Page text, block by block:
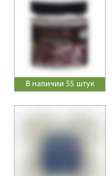
В наличии 55 штук